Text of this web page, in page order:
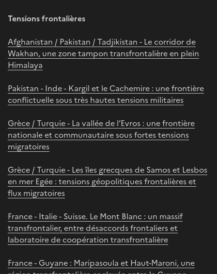
Tensions frontalières
Afghanistan / Pakistan / Tadjikistan - Le corridor de
Wakhan, une zone tampon transfrontalière en plein
Himalaya
Pakistan - Inde - Kargil et le Cachemire : une frontière
conflictuelle sous très hautes tensions militaires
Grèce / Turquie - La vallée de l’Evros : une frontière
nationale et communautaire sous fortes tensions
migratoires
Grèce / Turquie - Les îles grecques de Samos et Lesbos
en mer Egée : tensions géopolitiques frontalières et
flux migratoires
France - Italie - Suisse. Le Mont Blanc : un massif
transfrontalier, entre désaccords frontaliers et
laboratoire de coopération transfrontalière
France - Guyane : Maripasoula et Haut-Maroni, une